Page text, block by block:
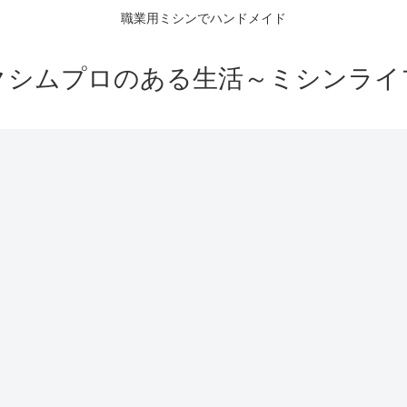
職業用ミシンでハンドメイド
シムプロのある生活～ミシンライ